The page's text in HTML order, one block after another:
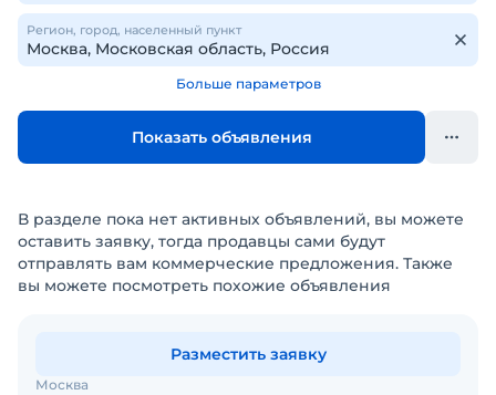
Регион, город, населенный пункт
Больше параметров
Показать объявления
В разделе пока нет активных объявлений, вы можете
оставить заявку, тогда продавцы сами будут
отправлять вам коммерческие предложения. Также
вы можете посмотреть похожие объявления
Москва
Разместить заявку